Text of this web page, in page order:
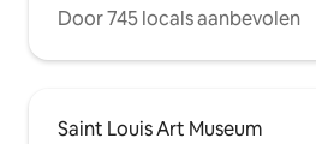
Door 745 locals aanbevolen
Saint Louis Art Museum